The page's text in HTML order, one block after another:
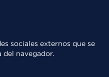
sociales externos que se
del navegador.